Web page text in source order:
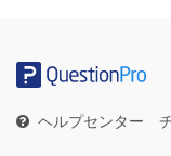
ー
ヘルプセンター